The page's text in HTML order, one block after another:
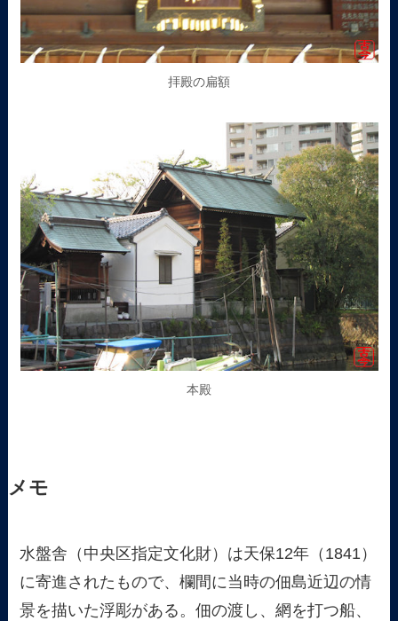
拝殿の扁額
本殿
メモ
水盤舎（中央区指定文化財）は天保12年（1841）
に寄進されたもので、欄間に当時の佃島近辺の情
景を描いた浮彫がある。佃の渡し、網を打つ船、